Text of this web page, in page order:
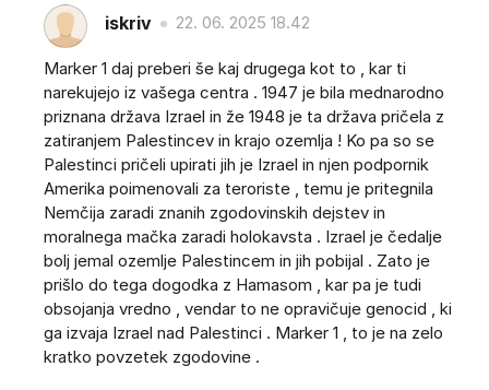
iskriv 22. 06. 2025 18.42
Marker 1 daj preberi še kaj drugega kot to , kar ti
narekujejo iz vašega centra . 1947 je bila mednarodno
priznana država Izrael in že 1948 je ta država pričela z
zatiranjem Palestincev in krajo ozemlja ! Ko pa so se
Palestinci pričeli upirati jih je Izrael in njen podpornik
Amerika poimenovali za teroriste , temu je pritegnila
Nemčija zaradi znanih zgodovinskih dejstev in
moralnega mačka zaradi holokavsta . Izrael je čedalje
bolj jemal ozemlje Palestincem in jih pobijal . Zato je
prišlo do tega dogodka z Hamasom , kar pa je tudi
obsojanja vredno , vendar to ne opravičuje genocid , ki
ga izvaja Izrael nad Palestinci . Marker 1 , to je na zelo
kratko povzetek zgodovine .